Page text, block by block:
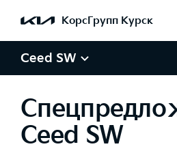
КорсГрупп Курск
Ceed SW
Ceed SW